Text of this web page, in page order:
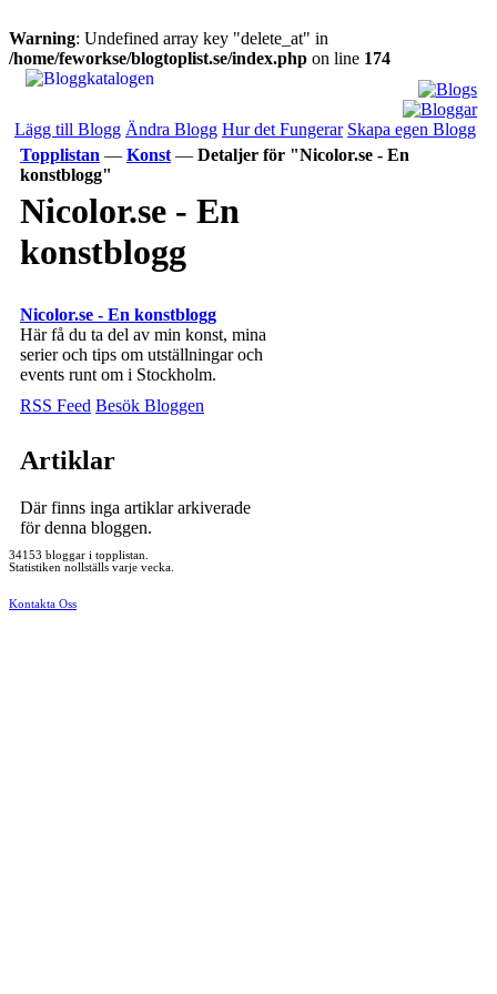
Warning: Undefined array key "delete_at" in
/home/feworkse/blogtoplist.se/index.php on line 174
Lägg till Blogg Ändra Blogg Hur det Fungerar Skapa egen Blogg
Topplistan — Konst — Detaljer för "Nicolor.se - En
konstblogg"
Nicolor.se - En
konstblogg
Nicolor.se - En konstblogg
Här få du ta del av min konst, mina
serier och tips om utställningar och
events runt om i Stockholm.
RSS Feed Besök Bloggen
Artiklar
Där finns inga artiklar arkiverade
för denna bloggen.
34153 bloggar i topplistan.
Statistiken nollställs varje vecka.
Kontakta Oss